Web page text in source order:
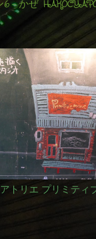
- かぜ
トリエ プリミティ